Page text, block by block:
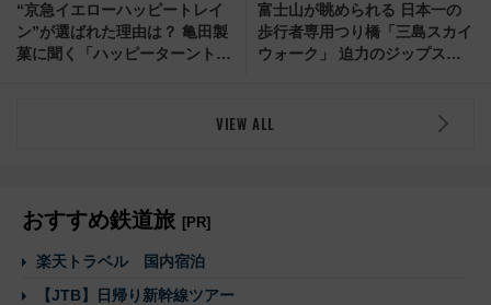
“京急イエローハッピートレイ
ン”が選ばれた理由は？ 亀田製
菓に聞く「ハッピーターントレ
富士山が眺められる 日本一の
歩行者専用つり橋「三島スカイ
ウォーク」 迫力のジップスラ
VIEW ALL
おすすめ鉄道旅 [PR]
楽天トラベル 国内宿泊
【JTB】日帰り新幹線ツアー